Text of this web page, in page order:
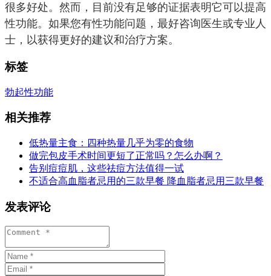
很多好处。然而，目前没有足够的证据表明它可以提高
性功能。如果您有性功能问题，最好咨询医生或专业人
士，以获得更好的建议和治疗方案。
标签
勃起性功能
相关推荐
低热量主食：四种热量几乎为零的食物
做完包皮手术时间更短了正常吗？怎么办啊？
告别痘痘肌，这些祛痘方法值得一试
不适合高血脂者忌用的三款早餐 降血脂者忌用三款早餐
发表评论